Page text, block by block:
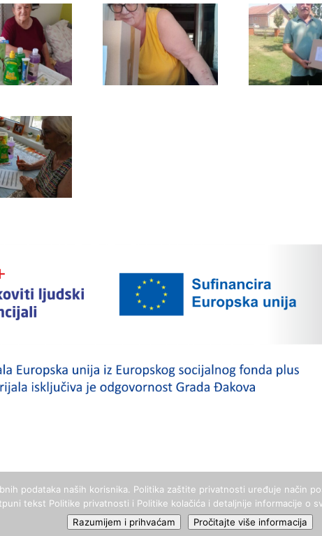
Sva prava pridržana. | Stranicu izradio: Studio Kajba
podataka naših korisnika. Politika zaštite privatnosti uređuje način
tekst Politike privatnosti i Politike kolačića i detaljnije informacije o
Razumijem i prihvaćam
Pročitajte više informacija